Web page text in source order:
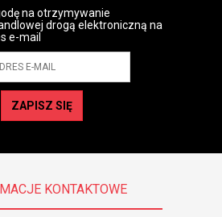
na otrzymywanie
drogą elektroniczną na
e-mail
ZAPISZ SIĘ
KONTAKTOWE